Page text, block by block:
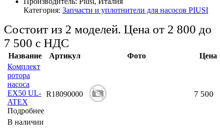
Категория: Запчасти и уплотнители для насосов PIUSI
Состоит из 2 моделей. Цена от 2 800 до
7 500 с НДС
Название Артикул Фото
Цена
Комплект
ротора
насоса
EX50 UL-
ATEX
Подробнее
В наличии
R18090000 7 500